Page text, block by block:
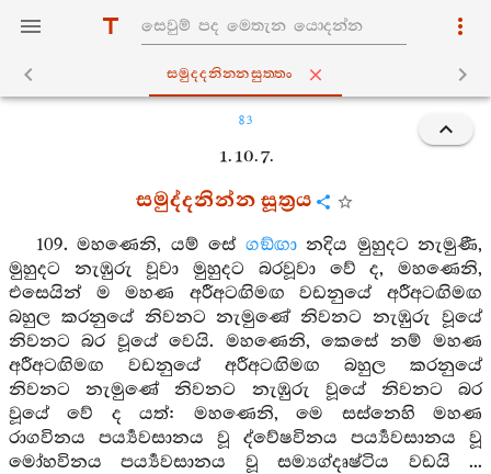
සමුද‍්දනින‍්නසුත‍්තං
83
1. 10. 7.
සමුද්දනින්න සූත්‍රය
109. මහණෙනි, යම් සේ ගඞ්ඟානදිය මුහුදට නැමුණී,
මුහුදට නැඹුරු වූවා මුහුදට බරවූවා වේ ද, මහණෙනි,
එසෙයින් ම මහණ අරීඅටඟිමඟ වඩනුයේ අරීඅටඟිමඟ
බහුල කරනුයේ නිවනට නැමුණේ නිවනට නැඹුරු වූයේ
නිවනට බර වූයේ වෙයි. මහණෙනි, කෙසේ නම් මහණ
අරීඅටඟිමඟ වඩනුයේ අරීඅටඟිමඟ බහුල කරනුයේ
නිවනට නැමුණේ නිවනට නැඹුරු වූයේ නිවනට බර
වූයේ වේ ද යත්: මහණෙනි, මෙ සස්නෙහි මහණ
රාගවිනය පර්‍ය්‍යවසානය වූ ද්වේෂවිනය පර්‍ය්‍යවසානය වූ
මෝහවිනය පර්‍ය්‍යවසානය වූ සම්‍යග්දෘෂ්ටිය වඩයි ...